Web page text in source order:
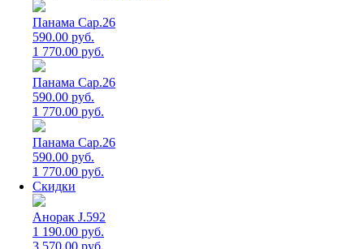
Панама Cap.26
590.00 руб.
1 770.00 руб.
Панама Cap.26
590.00 руб.
1 770.00 руб.
Панама Cap.26
590.00 руб.
1 770.00 руб.
Скидки
Анорак J.592
1 190.00 руб.